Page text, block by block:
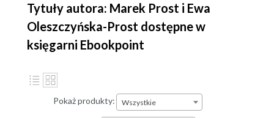
Tytuły autora: Marek Prost i Ewa
Oleszczyńska-Prost dostępne w
księgarni Ebookpoint
Pokaż produkty: Wszystkie